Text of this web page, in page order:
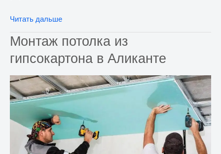
Обшивка
стен
гипсокартоном
в
Читать дальше
Монтаж потолка из
гипсокартона в Аликанте